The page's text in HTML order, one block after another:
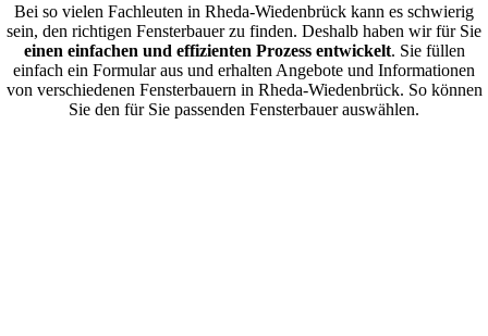
Bei so vielen Fachleuten in Rheda-Wiedenbrück kann es schwierig
sein, den richtigen Fensterbauer zu finden. Deshalb haben wir für Sie
einen einfachen und effizienten Prozess entwickelt. Sie füllen
einfach ein Formular aus und erhalten Angebote und Informationen
von verschiedenen Fensterbauern in Rheda-Wiedenbrück. So können
Sie den für Sie passenden Fensterbauer auswählen.